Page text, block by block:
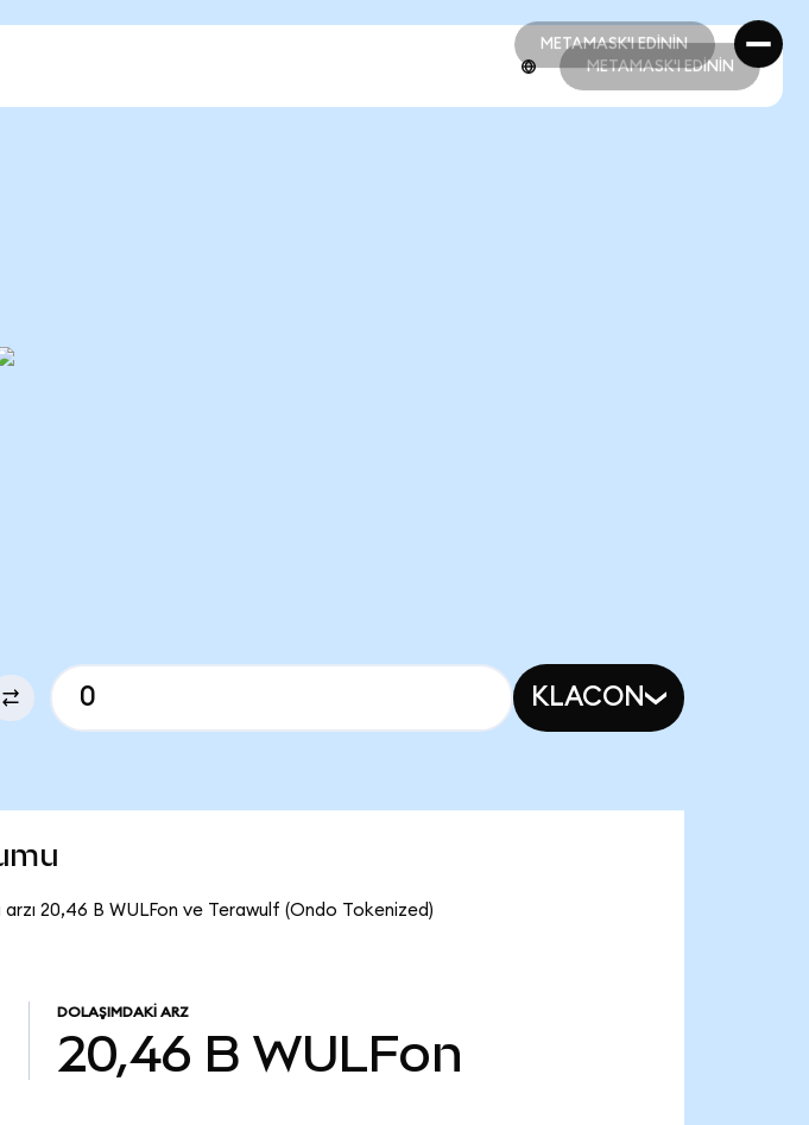
METAMASK'I EDİNİN
METAMASK'I EDİNİN
METAMASK'I EDİNİN
KLACON
20,46 B WULFon ve Terawulf (Ondo Tokenized)
DOLAŞIMDAKI ARZ
20,46 B WULFon